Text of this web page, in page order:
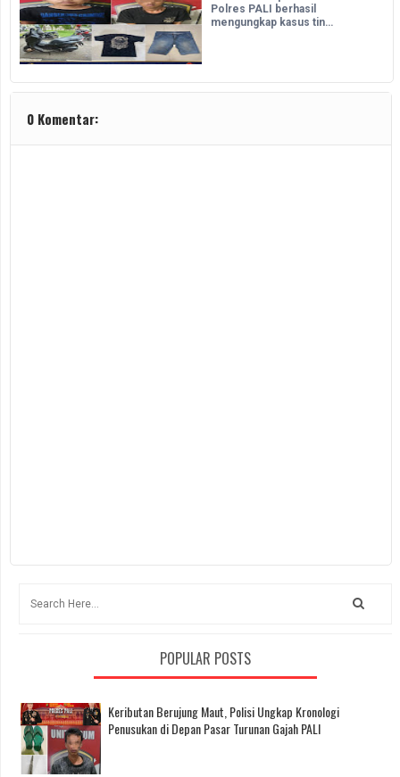
Polres PALI berhasil
mengungkap kasus tin…
0 Komentar:
POPULAR POSTS
Keributan Berujung Maut, Polisi Ungkap Kronologi
Penusukan di Depan Pasar Turunan Gajah PALI